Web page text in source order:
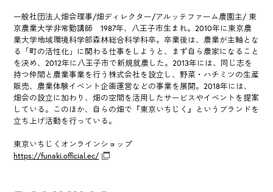
一般社団法人畑会理事/畑ディレクター/アルッテファーム農園主/ 東
京農業大学非常勤講師 1987年、八王子市生まれ。2010年に東京農
業大学地域環境科学部森林総合科学科卒。卒業後は、農業が主軸とな
る「町の活性化」に関わる仕事をしようと、まず自ら農家になること
を決め、2012年に八王子市で新規就農した。2013年には、同じ志を
持つ仲間と農業事業を行う株式会社を設立し、野菜・ハチミツの生産
販売、農業体験イベント企画運営などの事業を展開。2018年には、
畑会の設立に加わり、畑の空間を活用したサービスやイベントを提案
している。このほか、自らの畑で『東京いちじく』というブランドを
立ち上げ活動を行っている。
東京いちじくオンラインショップ
https://funaki.official.ec/